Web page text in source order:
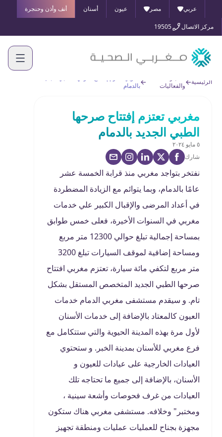
عربي مصر عيون أسنان أنف وأذن وحنجرة
مركز الاتصال 19505
الرئيسية
والفعاليات
بالدمام
مغربي تعتزم إفتتاح صرحها
الطبي الجديد بالدمام
٥ مايو ٢٠٢٤
شارك
نفتخر بتواجد مغربي منذ قرابة الخمسة عشر
عامًا بالدمام، وبما يتوائم مع الزيادة المضطردة
في أعداد المرضى والإقبال الكبير علي خدمات
مغربي في السنوات الأخيرة، فعلى خمس طوابق
بمساحة إجمالية تبلغ حوالي 12300 متر مربع
ومساحة إضافية لموقف السيارات تبلغ 3200
متر مربع لتكفي مائة سيارة، تعتزم مغربي افتتاح
صرحها الطبي الجديد المتخصص المستقل بشكل
تام. و سيقدم مستشفى مغربي الدمام خدمات
العيون كالمعتاد بالإضافة إلى خدمات الأسنان
لأول مرة بهذه المدينة الحيوية والتي ستتكامل مع
فرع مغربي للأسنان بمدينة الخبر. و ستحتوي
العيادات الخارجية على عيادات للعيون و
الأسنان، بالإضافة إلى جميع ما تحتاجه تلك
العيادات من غرف فحوصات وأشعة سينية ،
ومختبر" وخلافه. مستشفى مغربي هناك ستكون
مجهزة بجناح للعمليات عمليات ومنطقة تجهيز